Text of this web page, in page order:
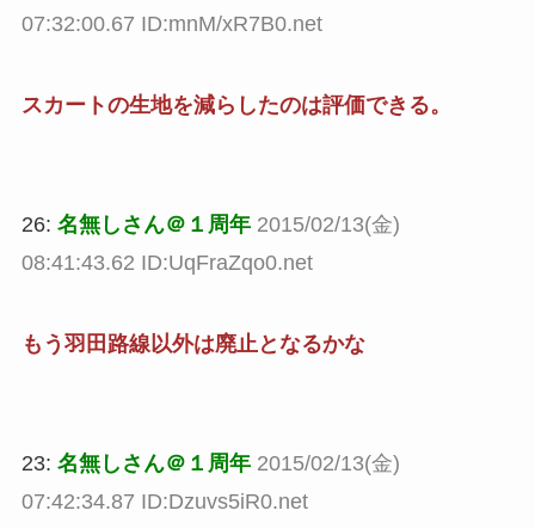
07:32:00.67 ID:mnM/xR7B0.net
スカートの生地を減らしたのは評価できる。
26: 名無しさん＠１周年 2015/02/13(金)
08:41:43.62 ID:UqFraZqo0.net
もう羽田路線以外は廃止となるかな
23: 名無しさん＠１周年 2015/02/13(金)
07:42:34.87 ID:Dzuvs5iR0.net